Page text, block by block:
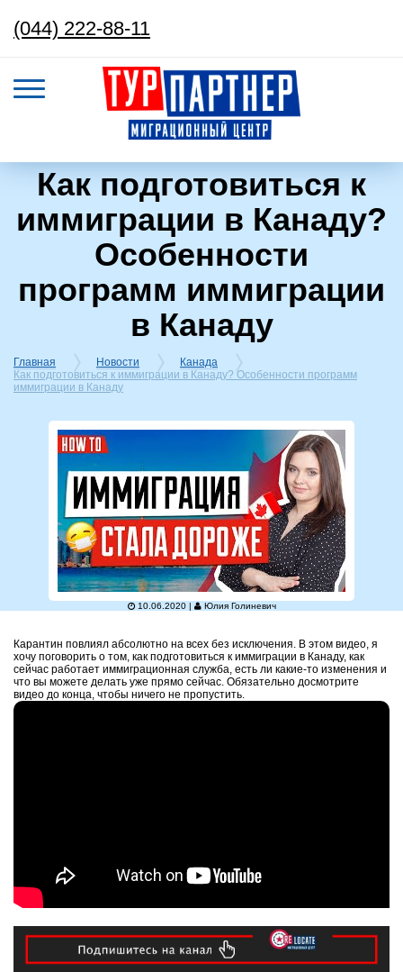
(044) 222-88-11
Как подготовиться к
иммиграции в Канаду?
Особенности
программ иммиграции
в Канаду
Главная Новости
Канада
Как подготовиться к иммиграции в Канаду? Особенности программ
иммиграции в Канаду
10.06.2020 | Юлия Голиневич
Карантин повлиял абсолютно на всех без исключения. В этом видео, я
хочу поговорить о том, как подготовиться к иммиграции в Канаду, как
сейчас работает иммиграционная служба, есть ли какие-то изменения и
что вы можете делать уже прямо сейчас. Обязательно досмотрите
видео до конца, чтобы ничего не пропустить.